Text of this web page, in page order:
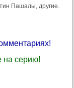
Пашалы, другие.
на серию!